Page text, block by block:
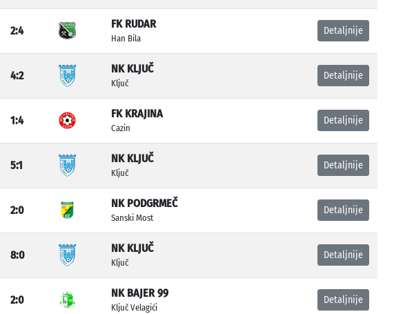
2:4
FK RUDAR
Han Bila
Detaljnije
4:2
NK KLJUČ
Ključ
Detaljnije
1:4
FK KRAJINA
Cazin
Detaljnije
5:1
NK KLJUČ
Ključ
Detaljnije
2:0
NK PODGRMEČ
Sanski Most
Detaljnije
8:0
NK KLJUČ
Ključ
Detaljnije
2:0
NK BAJER 99
Ključ Velagići
Detaljnije